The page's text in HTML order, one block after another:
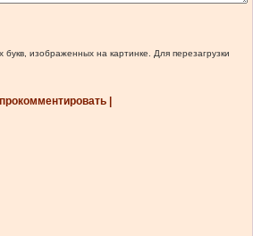
букв, изображенных на картинке. Для перезагрузки
| прокомментировать |